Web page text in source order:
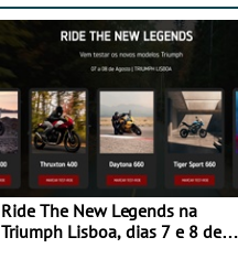
Ride The New Legends na
Triumph Lisboa, dias 7 e 8 de